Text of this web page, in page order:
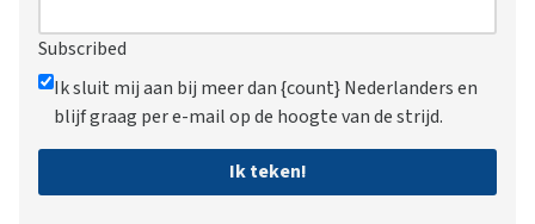
Subscribed
Ik sluit mij aan bij meer dan {count} Nederlanders en
blijf graag per e-mail op de hoogte van de strijd.
Ik teken!